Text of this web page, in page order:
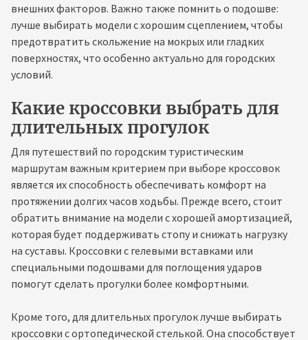
внешних факторов. Важно также помнить о подошве:
лучше выбирать модели с хорошим сцеплением, чтобы
предотвратить скольжение на мокрых или гладких
поверхностях, что особенно актуально для городских
условий.
Какие кроссовки выбрать для
длительных прогулок
Для путешествий по городским туристическим
маршрутам важным критерием при выборе кроссовок
является их способность обеспечивать комфорт на
протяжении долгих часов ходьбы. Прежде всего, стоит
обратить внимание на модели с хорошей амортизацией,
которая будет поддерживать стопу и снижать нагрузку
на суставы. Кроссовки с гелевыми вставками или
специальными подошвами для поглощения ударов
помогут сделать прогулки более комфортными.
Кроме того, для длительных прогулок лучше выбирать
кроссовки с ортопедической стелькой. Она способствует